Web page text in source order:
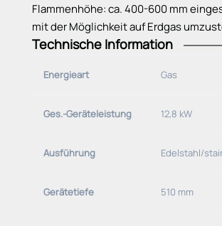
Flammenhöhe: ca. 400-600 mm
mit der Möglichkeit auf Erdgas
Technische Information
Energieart Gas
Ges.-Geräteleistung 12,8 kW
Ausführung Edelstahl/
Gerätetiefe 510 mm